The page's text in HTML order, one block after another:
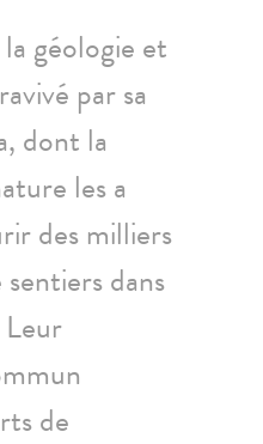
géologie et
par sa
dont la
les a
des milliers
dans
de